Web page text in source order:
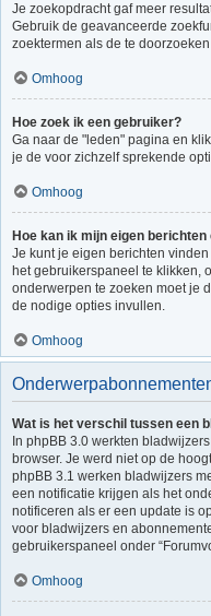
Je zoekopdracht gaf meer
Gebruik de geavanceerde
zoektermen als de te
Omhoog
Hoe zoek ik een gebruiker?
Ga naar de "leden" pagina en
je de voor zichzelf sprekende
Omhoog
Hoe kan ik mijn eigen
Je kunt je eigen berichten
het gebruikerspaneel te klikken,
onderwerpen te zoeken moet je
de nodige opties invullen.
Omhoog
Wat is het verschil tussen een
In phpBB 3.0 werkten
browser. Je werd niet op de
phpBB 3.1 werken bladwijzers
een notificatie krijgen als het
notificeren als er een update is
voor bladwijzers en
gebruikerspaneel onder
Omhoog